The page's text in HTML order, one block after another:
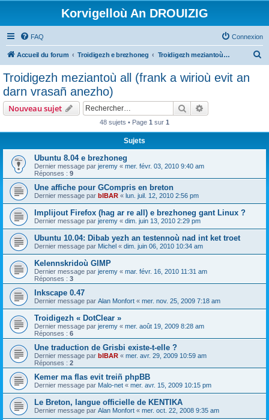
Korvigelloù An DROUIZIG
FAQ Connexion
Accueil du forum Troidigezh e brezhoneg Troidigezh meziantoù all (frank a wirioù evit an darn vrasañ anezho)
Troidigezh meziantoù all (frank a wirioù evit an
darn vrasañ anezho)
Nouveau sujet Rechercher
48 sujets • Page 1 sur 1
Sujets
Ubuntu 8.04 e brezhoneg
Dernier message par jeremy « mer. févr. 03, 2010 9:40 am
Réponses : 9
Une affiche pour GCompris en breton
Dernier message par bIBAR « lun. juil. 12, 2010 2:56 pm
Implijout Firefox (hag ar re all) e brezhoneg gant Linux ?
Dernier message par jeremy « dim. juin 13, 2010 2:29 pm
Ubuntu 10.04: Dibab yezh an testennoù nad int ket troet
Dernier message par Michel « dim. juin 06, 2010 10:34 am
Kelennskridoù GIMP
Dernier message par jeremy « mar. févr. 16, 2010 11:31 am
Réponses : 3
Inkscape 0.47
Dernier message par Alan Monfort « mer. nov. 25, 2009 7:18 am
Troidigezh « DotClear »
Dernier message par jeremy « mer. août 19, 2009 8:28 am
Réponses : 6
Une traduction de Grisbi existe-t-elle ?
Dernier message par bIBAR « mer. avr. 29, 2009 10:59 am
Réponses : 2
Kemer ma flas evit treiñ phpBB
Dernier message par Malo-net « mer. avr. 15, 2009 10:15 pm
Le Breton, langue officielle de KENTIKA
Dernier message par Alan Monfort « mer. oct. 22, 2008 9:35 am